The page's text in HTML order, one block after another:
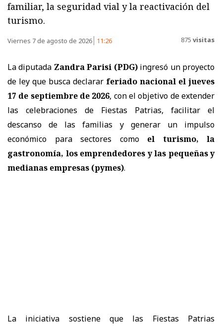
familiar, la seguridad vial y la reactivación del
turismo.
Viernes 7 de agosto de 2026 11:26 875 visitas
La diputada Zandra Parisi (PDG)ingresó un proyecto
de ley que busca declarar feriado nacional el jueves
17 de septiembre de 2026, con el objetivo de extender
las celebraciones de Fiestas Patrias, facilitar el
descanso de las familias y generar un impulso
económico para sectores como el turismo, la
gastronomía, los emprendedores y las pequeñas y
medianas empresas (pymes).
La iniciativa sostiene que las Fiestas Patrias